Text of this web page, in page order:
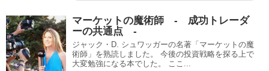
マーケットの魔術師 - 成功トレーダ
ーの共通点 -
ジャック・D. シュワッガーの名著「マーケットの魔
術師」を熟読しました。 今後の投資戦略を探る上で
大変勉強になる本でした。 ここ...